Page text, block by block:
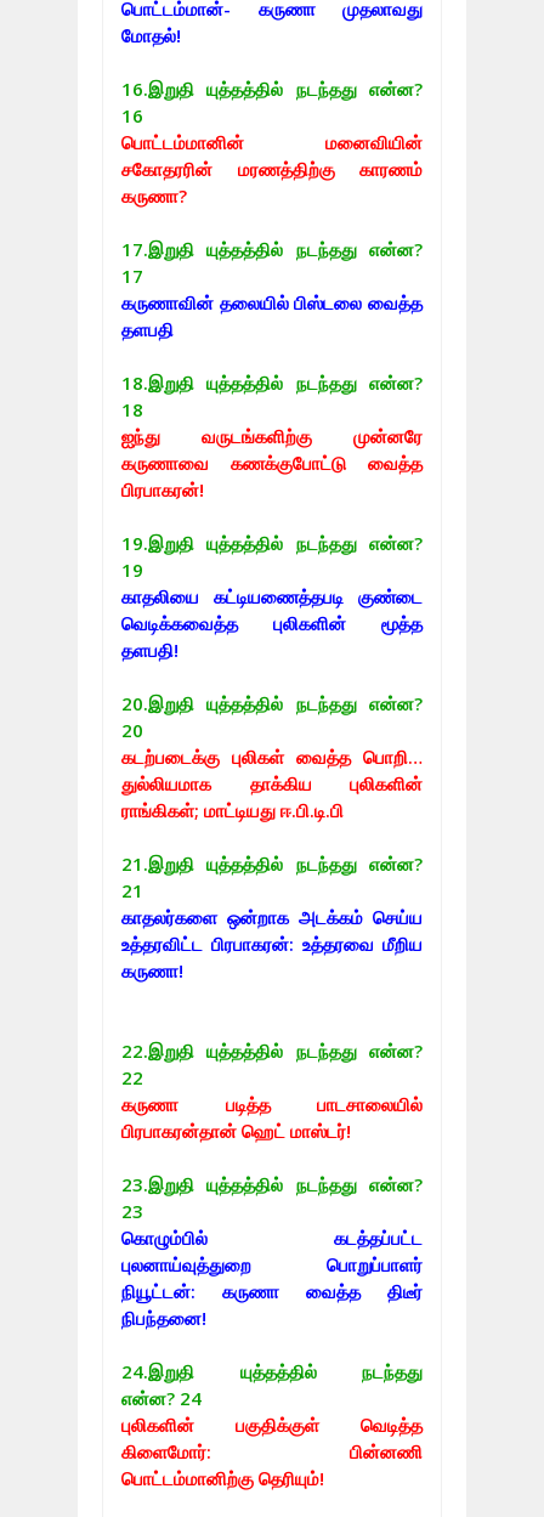
பொட்டம்மான்- கருணா முதலாவது
மோதல்!
16.இறுதி யுத்தத்தில் நடந்தது என்ன?
16
பொட்டம்மானின் மனைவியின்
சகோதரரின் மரணத்திற்கு காரணம்
கருணா?
17.இறுதி யுத்தத்தில் நடந்தது என்ன?
17
கருணாவின் தலையில் பிஸ்டலை வைத்த
தளபதி
18.இறுதி யுத்தத்தில் நடந்தது என்ன?
18
ஐந்து வருடங்களிற்கு முன்னரே
கருணாவை கணக்குபோட்டு வைத்த
பிரபாகரன்!
19.இறுதி யுத்தத்தில் நடந்தது என்ன?
19
காதலியை கட்டியணைத்தபடி குண்டை
வெடிக்கவைத்த புலிகளின் மூத்த
தளபதி!
20.இறுதி யுத்தத்தில் நடந்தது என்ன?
20
கடற்படைக்கு புலிகள் வைத்த பொறி…
துல்லியமாக தாக்கிய புலிகளின்
ராங்கிகள்; மாட்டியது ஈ.பி.டி.பி
21.இறுதி யுத்தத்தில் நடந்தது என்ன?
21
காதலர்களை ஒன்றாக அடக்கம் செய்ய
உத்தரவிட்ட பிரபாகரன்: உத்தரவை மீறிய
கருணா!
22.இறுதி யுத்தத்தில் நடந்தது என்ன?
22
கருணா படித்த பாடசாலையில்
பிரபாகரன்தான் ஹெட் மாஸ்டர்!
23.இறுதி யுத்தத்தில் நடந்தது என்ன?
23
கொழும்பில் கடத்தப்பட்ட
புலனாய்வுத்துறை பொறுப்பாளர்
நியூட்டன்: கருணா வைத்த திடீர்
நிபந்தனை!
24.இறுதி யுத்தத்தில் நடந்தது
என்ன? 24
புலிகளின் பகுதிக்குள் வெடித்த
கிளைமோர்: பின்னணி
பொட்டம்மானிற்கு தெரியும்!